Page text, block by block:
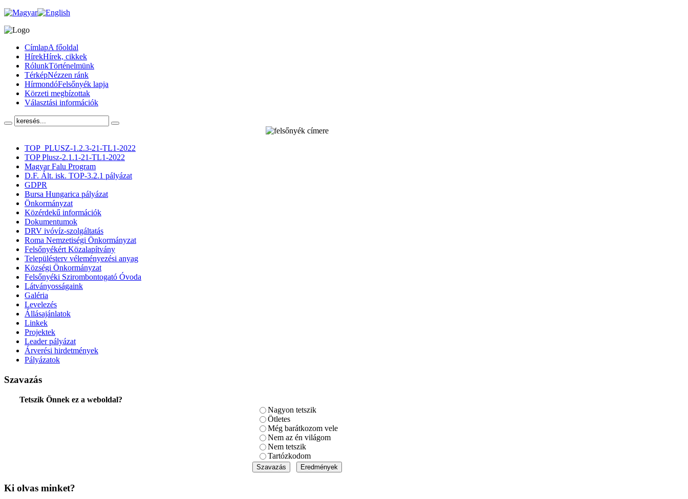
CímlapA főoldal
HírekHírek, cikkek
RólunkTörténelmünk
TérképNézzen ránk
HírmondóFelsőnyék lapja
Körzeti megbízottak
Választási információk
TOP_PLUSZ-1.2.3-21-TL1-2022
TOP Plusz-2.1.1-21-TL1-2022
Magyar Falu Program
D.F. Ált. isk. TOP-3.2.1 pályázat
GDPR
Bursa Hungarica pályázat
Önkormányzat
Közérdekű információk
Dokumentumok
DRV ivóvíz-szolgáltatás
Roma Nemzetiségi Önkormányzat
Felsőnyékért Közalapítvány
Településterv véleményezési anyag
Községi Önkormányzat
Felsőnyéki Szirombontogató Óvoda
Látványosságaink
Galéria
Levelezés
Állásajánlatok
Linkek
Projektek
Leader pályázat
Árverési hirdetmények
Pályázatok
Szavazás
Tetszik Önnek ez a weboldal?
Nagyon tetszik
Ötletes
Még barátkozom vele
Nem az én világom
Nem tetszik
Tartózkodom
Ki olvas minket?